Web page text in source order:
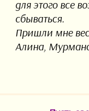
для этого все
сбываться.
Пришли мне
Алина,